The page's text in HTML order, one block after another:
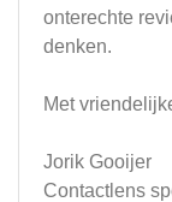
onterechte
denken.
Met
Jorik Gooijer
Contactlens